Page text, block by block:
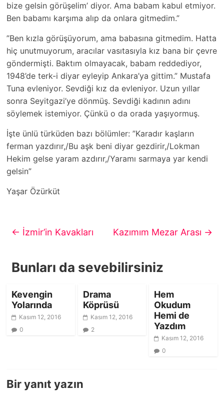
bize gelsin görüşelim’ diyor. Ama babam kabul etmiyor.
Ben babamı karşıma alıp da onlara gitmedim.”
”Ben kızla görüşüyorum, ama babasına gitmedim. Hatta
hiç unutmuyorum, aracılar vasıtasıyla kız bana bir çevre
göndermişti. Baktım olmayacak, babam reddediyor,
1948’de terk-i diyar eyleyip Ankara’ya gittim.” Mustafa
Tuna evleniyor. Sevdiği kız da evleniyor. Uzun yıllar
sonra Seyitgazi’ye dönmüş. Sevdiği kadının adını
söylemek istemiyor. Çünkü o da orada yaşıyormuş.
İşte ünlü türküden bazı bölümler: ”Karadır kaşların
ferman yazdırır,/Bu aşk beni diyar gezdirir,/Lokman
Hekim gelse yaram azdırır,/Yaramı sarmaya yar kendi
gelsin”
Yaşar Özürküt
← İzmir’in Kavakları Kazımım Mezar Arası →
Bunları da sevebilirsiniz
Kevengin
Yolarında
Kasım 12, 2016
0
Drama
Köprüsü
Kasım 12, 2016
2
Hem
Okudum
Hemi de
Yazdım
Kasım 12, 2016
0
Bir yanıt yazın